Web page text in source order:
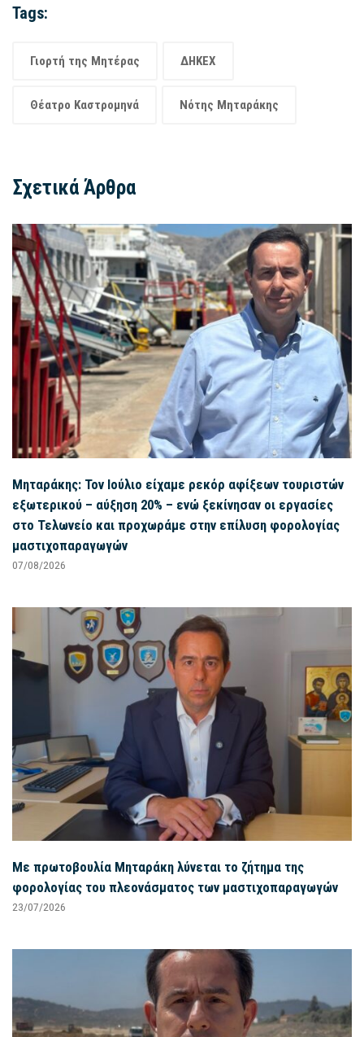
Tags:
Γιορτή της Μητέρας ΔΗΚΕΧ
Θέατρο Καστρομηνά Νότης Μηταράκης
Σχετικά Άρθρα
Μηταράκης: Τον Ιούλιο είχαμε ρεκόρ αφίξεων τουριστών
εξωτερικού – αύξηση 20% – ενώ ξεκίνησαν οι εργασίες
στο Τελωνείο και προχωράμε στην επίλυση φορολογίας
μαστιχοπαραγωγών
07/08/2026
Με πρωτοβουλία Μηταράκη λύνεται το ζήτημα της
φορολογίας του πλεονάσματος των μαστιχοπαραγωγών
23/07/2026